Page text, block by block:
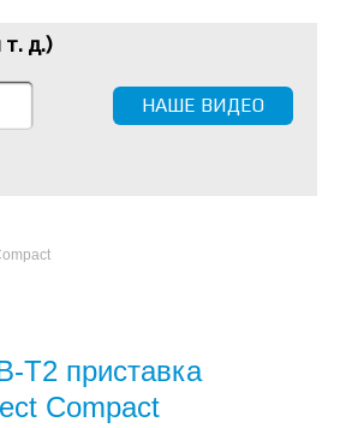
т. д.)
НАШЕ ВИДЕО
T2 приставка
Compact